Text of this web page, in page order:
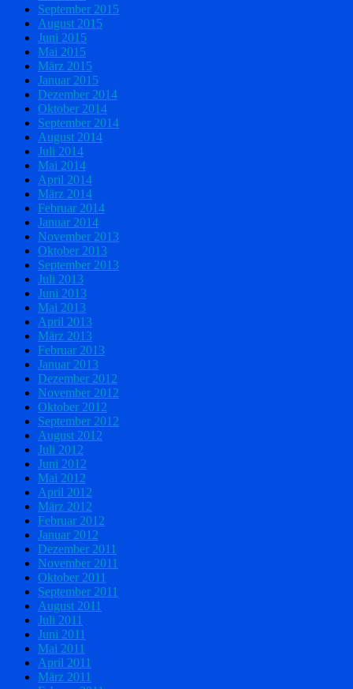
September 2015
August 2015
Juni 2015
Mai 2015
März 2015
Januar 2015
Dezember 2014
Oktober 2014
September 2014
August 2014
Juli 2014
Mai 2014
April 2014
März 2014
Februar 2014
Januar 2014
November 2013
Oktober 2013
September 2013
Juli 2013
Juni 2013
Mai 2013
April 2013
März 2013
Februar 2013
Januar 2013
Dezember 2012
November 2012
Oktober 2012
September 2012
August 2012
Juli 2012
Juni 2012
Mai 2012
April 2012
März 2012
Februar 2012
Januar 2012
Dezember 2011
November 2011
Oktober 2011
September 2011
August 2011
Juli 2011
Juni 2011
Mai 2011
April 2011
März 2011